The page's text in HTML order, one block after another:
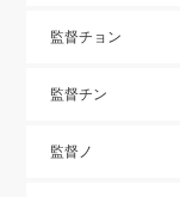
監督チョン
監督チン
監督ノ